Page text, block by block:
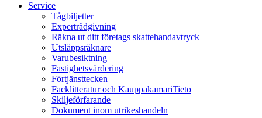
Service
Tågbiljetter
Expert­rådgivning
Räkna ut ditt företags skatte­handavtryck
Utsläppsräknare
Varu­besiktning
Fastighets­värdering
Förtjänst­tecken
Facklitte­ratur och Kauppa­kamariTieto
Skiljeför­farande
Dokument inom utrikes­handeln